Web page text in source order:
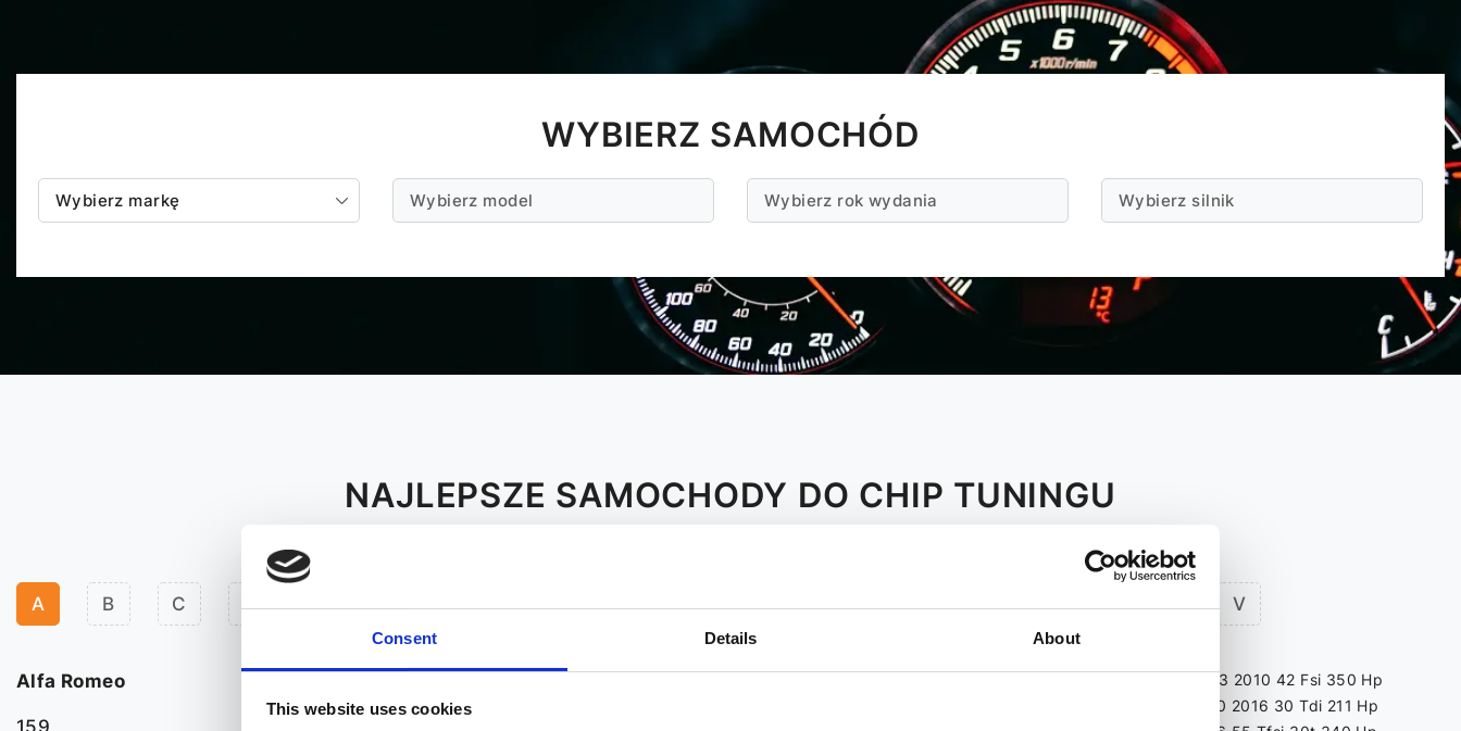
Consent Details About
This website uses cookies
WYBIERZ SAMOCHÓD
Wybierz markę Wybierz model Wybierz rok wydania Wybierz silnik
NAJLEPSZE SAMOCHODY DO CHIP TUNINGU
A B C D F H I J K L M N O P R S T V
Alfa Romeo
159
Audi A8 D3 2003 2010 42 Fsi 350 Hp
Audi A8 D4 2010 2016 30 Tdi 211 Hp